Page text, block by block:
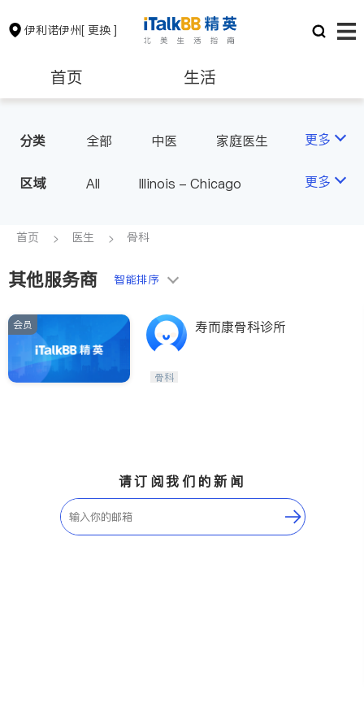
伊利诺伊州[ 更换 ]
首页 生活
保险理财 房地产租售
银行贷款
建筑装修
非盈利组织
分类 全部 中医
家庭医生
眼科
妇科
儿科
心脏科
肠胃肝脏科
呼吸科
医生-其它
内分泌科
骨科
更多
区域 All Illinois - Chicago 更多
首页 医生 骨科
其他服务商 智能排序
会员 寿而康骨科诊所
骨科
请订阅我们的新闻